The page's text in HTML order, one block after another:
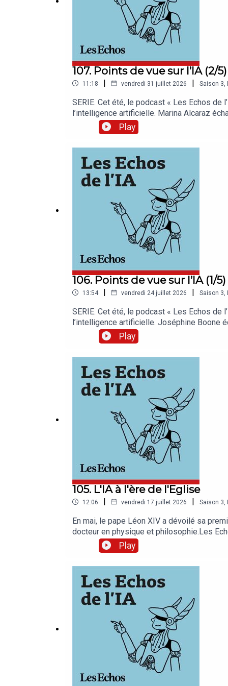
107. Points de vue sur l’IA
11:18 | vendredi 31 juillet 2026 | Saison 3
SERIE. Cet été, le podcast « Les Echos
l’intelligence artificielle. Marina Alcaraz
Echos de l’IA » sur l’application Les
mais retenez-vous vraiment l’essentiel ?
Joséphine Boone et Samir Touzani. Cet
de service : Pierrick Fay. Invitée : Agnès
production et d’édition : Clara Grouzis.
Play
106. Points de vue sur l’IA (1/
13:54 | vendredi 24 juillet 2026 | Saison 3
SERIE. Cet été, le podcast « Les Echos
l’intelligence artificielle. Joséphine Boone
étrangères, qui parle de souveraineté
chaque jour les analyses et décryptages
https://apps.apple.com/fr/app/les-echos-
https://play.google.com/store/apps/
Boone et Samir Touzani. Cet épisode a
service : Pierrick Fay. Invitée : Clara
Willy Ganne. Chargée de production et
Play
105. L'IA à l'ère de l'Eglise
12:06 | vendredi 17 juillet 2026 | Saison 3
En mai, le pape Léon XIV a dévoilé sa
docteur en physique et philosophie.Les
épisode a été enregistré en juillet 2026.
Guillermin (docteur en physique et
Access : abonnement.lesechos.fr/
Play